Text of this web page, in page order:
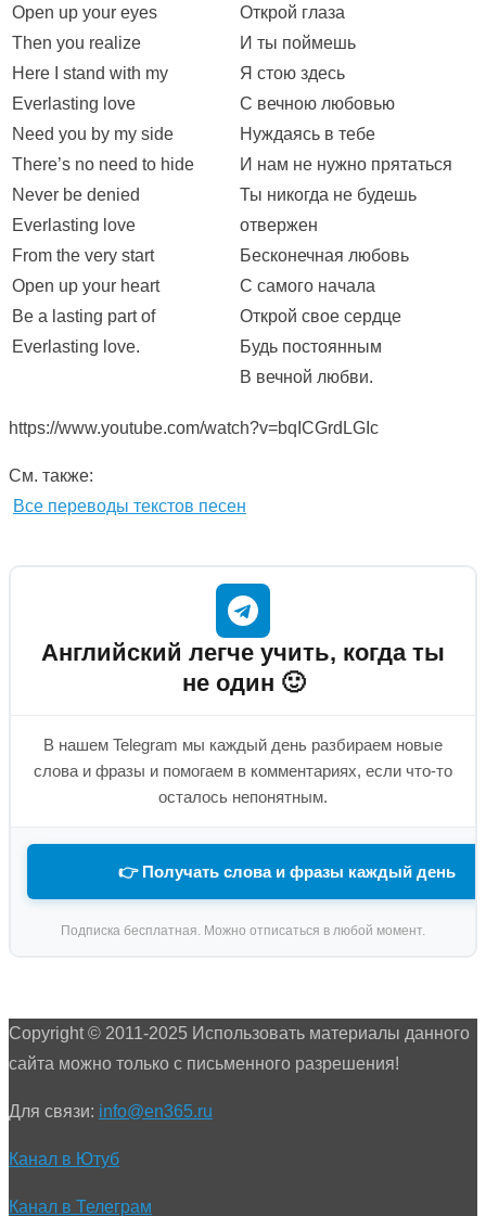
Open up your eyes
Then you realize
Here I stand with my
Everlasting love
Need you by my side
There’s no need to hide
Never be denied
Everlasting love
From the very start
Open up your heart
Be a lasting part of
Everlasting love.
Открой глаза
И ты поймешь
Я стою здесь
С вечною любовью
Нуждаясь в тебе
И нам не нужно прятаться
Ты никогда не будешь
отвержен
Бесконечная любовь
С самого начала
Открой свое сердце
Будь постоянным
В вечной любви.
https://www.youtube.com/watch?v=bqICGrdLGIc
См. также:
Все переводы текстов песен
Английский легче учить, когда ты
не один 🙂
В нашем Telegram мы каждый день разбираем новые
слова и фразы и помогаем в комментариях, если что-то
осталось непонятным.
👉 Получать слова и фразы каждый день
Подписка бесплатная. Можно отписаться в любой момент.
Copyright © 2011-2025 Использовать материалы данного
сайта можно только с письменного разрешения!
Для связи: info@en365.ru
Канал в Ютуб
Канал в Телеграм